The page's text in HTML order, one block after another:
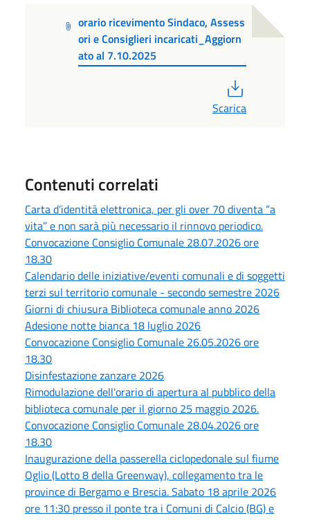
orario ricevimento Sindaco, Assess
ori e Consiglieri incaricati_Aggiorn
ato al 7.10.2025
Scarica
Contenuti correlati
Carta d’identità elettronica, per gli over 70 diventa “a
vita” e non sarà più necessario il rinnovo periodico.
Convocazione Consiglio Comunale 28.07.2026 ore
18.30
Calendario delle iniziative/eventi comunali e di soggetti
terzi sul territorio comunale - secondo semestre 2026
Giorni di chiusura Biblioteca comunale anno 2026
Adesione notte bianca 18 luglio 2026
Convocazione Consiglio Comunale 26.05.2026 ore
18.30
Disinfestazione zanzare 2026
Rimodulazione dell'orario di apertura al pubblico della
biblioteca comunale per il giorno 25 maggio 2026.
Convocazione Consiglio Comunale 28.04.2026 ore
18.30
Inaugurazione della passerella ciclopedonale sul fiume
Oglio (Lotto 8 della Greenway), collegamento tra le
province di Bergamo e Brescia. Sabato 18 aprile 2026
ore 11:30 presso il ponte tra i Comuni di Calcio (BG) e